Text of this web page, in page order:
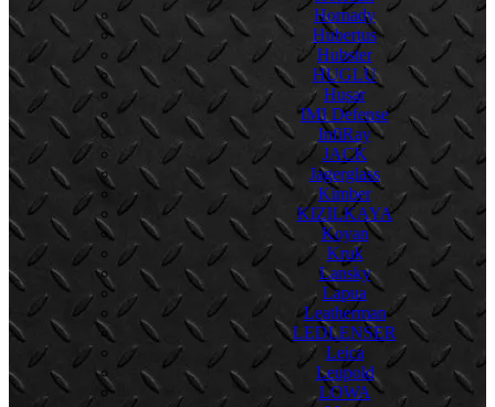
Hornady
Hubertus
Hubster
HUGLU
Husar
IMI Defense
InfiRay
JACK
Jagerglass
Kimber
KIZILKAYA
Koyan
Kruk
Lansky
Lapua
Leatherman
LEDLENSER
Leica
Leupold
LOWA